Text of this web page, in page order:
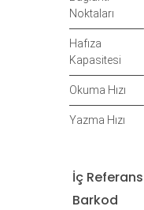
Noktaları
Hafıza
Kapasitesi
Okuma Hızı
Yazma Hızı
İç Referans
Barkod